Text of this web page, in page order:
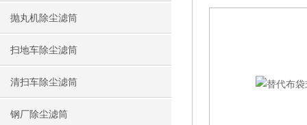
抛丸机除尘滤筒
扫地车除尘滤筒
清扫车除尘滤筒
钢厂除尘滤筒